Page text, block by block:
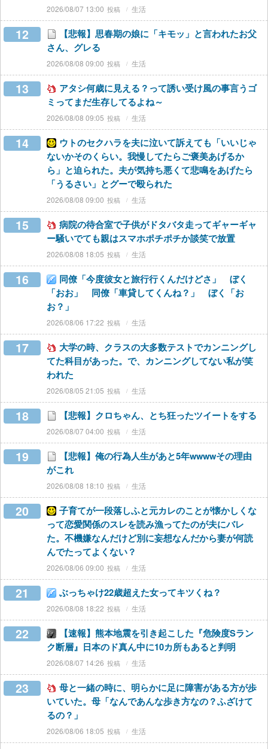
2026/08/07 13:00 生活
12
【悲報】思春期の娘に「キモッ」と言われたお父
さん、グレる
2026/08/08 09:00 生活
13
アタシ何歳に見える？って誘い受け風の事言うゴ
ミってまだ生存してるよね～
2026/08/08 09:05 生活
14
ウトのセクハラを夫に泣いて訴えても「いいじゃ
ないかそのくらい。我慢してたらご褒美あげるか
ら」と迫られた。夫が気持ち悪くて悲鳴をあげたら
「うるさい」とグーで殴られた
2026/08/08 09:00 生活
15
病院の待合室で子供がドタバタ走ってギャーギャ
ー騒いでても親はスマホポチポチか談笑で放置
2026/08/08 18:05 生活
16
同僚「今度彼女と旅行行くんだけどさ」 ぼく
「おお」 同僚「車貸してくんね？」 ぼく「お
お？」
2026/08/06 17:22 生活
17
大学の時、クラスの大多数テストでカンニングし
てた科目があった。で、カンニングしてない私が笑
われた
2026/08/05 21:05 生活
18 【悲報】クロちゃん、とち狂ったツイートをする
2026/08/07 04:00 生活
19
【悲報】俺の行為人生があと5年wwwwその理由
がこれ
2026/08/08 18:10 生活
20
子育てが一段落しふと元カレのことが懐かしくな
って恋愛関係のスレを読み漁ってたのが夫にバレ
た。不機嫌なんだけど別に妄想なんだから妻が何読
んでたってよくない？
2026/08/06 09:00 生活
21 ぶっちゃけ22歳超えた女ってキツくね？
2026/08/08 18:22 生活
22
【速報】熊本地震を引き起こした『危険度Sラン
ク断層』日本のド真ん中に10カ所もあると判明
2026/08/07 14:26 生活
23
母と一緒の時に、明らかに足に障害がある方が歩
いていた。母「なんであんな歩き方なの？ふざけて
るの？」
2026/08/06 18:05 生活